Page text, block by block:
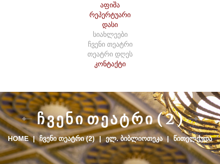
აფიშა
რეპერტუარი
დასი
სიახლეები
ჩვენი თეატრი
თეატრი დღეს
კონტაქტი
ᲩᲕᲔᲜᲘ ᲗᲔᲐᲢᲠᲘ (2)
HOME | ᲩᲕᲔᲜᲘ ᲗᲔᲐᲢᲠᲘ (2) | ᲔᲚ. ᲑᲘᲑᲚᲘᲝᲗᲔᲙᲐ | ᲬᲘᲗᲔᲚᲥᲣᲓᲐ